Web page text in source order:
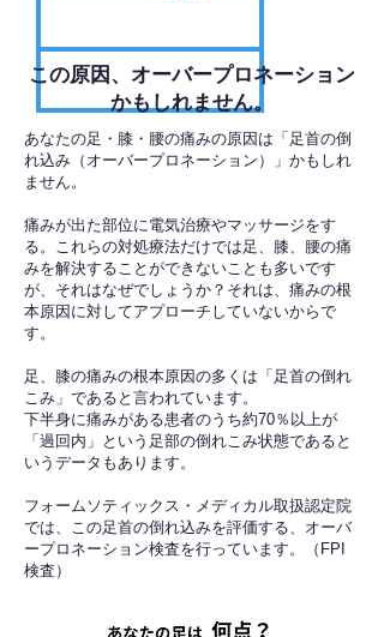
​この原因、オーバープロネーション
かもしれません。
あなたの足・膝・腰の痛みの原因は「足首の倒
れ込み（オーバープロネーション）」かもしれ
ません。
痛みが出た部位に電気治療やマッサージをす
る。これらの対処療法だけでは足、膝、腰の痛
みを解決することができないことも多いです
が、それはなぜでしょうか？それは、痛みの根
本原因に対してアプローチしていないからで
す。
足、膝の痛みの根本原因の多くは「足首の倒れ
こみ」であると言われています。
下半身に痛みがある患者のうち約70％以上が
「過回内」という足部の倒れこみ状態であると
いうデータもあります。
フォームソティックス・メディカル取扱認定院
では、この足首の倒れ込みを評価する、オーバ
ープロネーション検査を行っています。（FPI
検査）​